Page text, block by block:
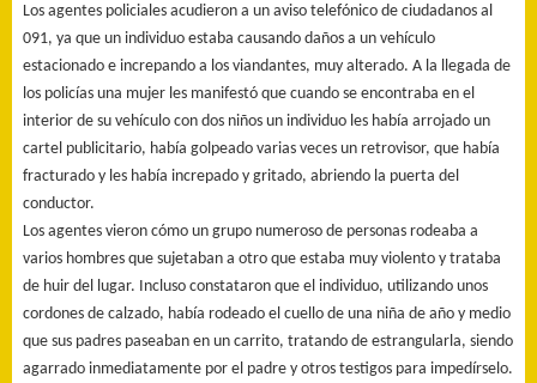
Los agentes policiales acudieron a un aviso telefónico de ciudadanos al
091, ya que un individuo estaba causando daños a un vehículo
estacionado e increpando a los viandantes, muy alterado. A la llegada de
los policías una mujer les manifestó que cuando se encontraba en el
interior de su vehículo con dos niños un individuo les había arrojado un
cartel publicitario, había golpeado varias veces un retrovisor, que había
fracturado y les había increpado y gritado, abriendo la puerta del
conductor.
Los agentes vieron cómo un grupo numeroso de personas rodeaba a
varios hombres que sujetaban a otro que estaba muy violento y trataba
de huir del lugar. Incluso constataron que el individuo, utilizando unos
cordones de calzado, había rodeado el cuello de una niña de año y medio
que sus padres paseaban en un carrito, tratando de estrangularla, siendo
agarrado inmediatamente por el padre y otros testigos para impedírselo.